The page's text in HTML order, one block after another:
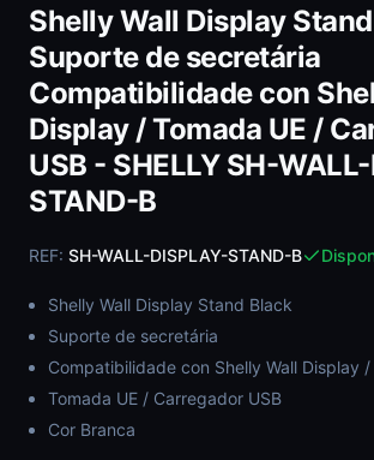
Shelly Wall Display
Suporte de secretária
Compatibilidade con
Display / Tomada UE /
USB - SHELLY SH-
STAND-B
REF: SH-WALL-DISPLAY-STAND-B
Shelly Wall Display Stand Black
Suporte de secretária
Compatibilidade con Shelly Wall Display /
Tomada UE / Carregador USB
Cor Branca